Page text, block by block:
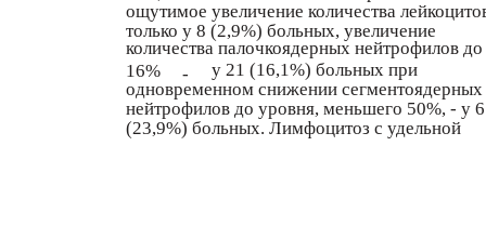
ощутимое увеличение количества
только у 8 (2,9%) больных, увеличение
количества палочкоядерных нейтрофилов
16%
-
у 21 (16,1%) больных при
одновременном снижении сегментоядерных
нейтрофилов до уровня, меньшего 50%, - у
(23,9%) больных. Лимфоцитоз с удельной